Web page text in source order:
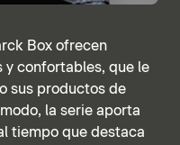
Box ofrecen
y confortables, que le
sus productos de
la serie aporta
tiempo que destaca